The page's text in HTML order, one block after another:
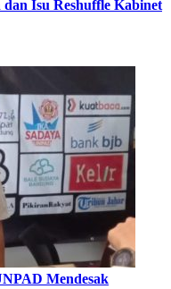
Isu Reshuffle Kabinet
Mendesak